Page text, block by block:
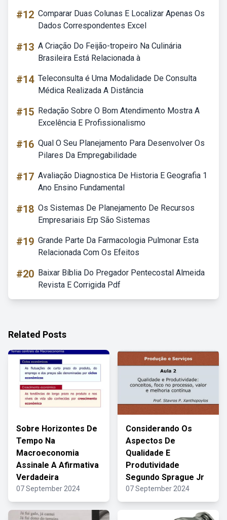
#12 Comparar Duas Colunas E Localizar Apenas Os
Dados Correspondentes Excel
#13 A Criação Do Feijão-tropeiro Na Culinária
Brasileira Está Relacionada à
#14 Teleconsulta é Uma Modalidade De Consulta
Médica Realizada A Distância
#15 Redação Sobre O Bom Atendimento Mostra A
Excelência E Profissionalismo
#16 Qual O Seu Planejamento Para Desenvolver Os
Pilares Da Empregabilidade
#17 Avaliação Diagnostica De Historia E Geografia 1
Ano Ensino Fundamental
#18 Os Sistemas De Planejamento De Recursos
Empresariais Erp São Sistemas
#19 Grande Parte Da Farmacologia Pulmonar Esta
Relacionada Com Os Efeitos
#20 Baixar Bíblia Do Pregador Pentecostal Almeida
Revista E Corrigida Pdf
Related Posts
Sobre Horizontes De
Tempo Na
Macroeconomia
Assinale A Afirmativa
Verdadeira
07 September 2024
Considerando Os
Aspectos De
Qualidade E
Produtividade
Segundo Sprague Jr
07 September 2024